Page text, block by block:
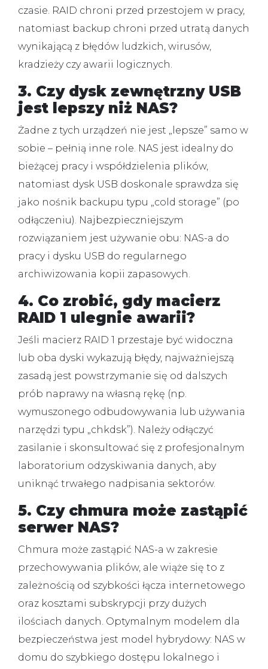
czasie. RAID chroni przed przestojem w pracy,
natomiast backup chroni przed utratą danych
wynikającą z błędów ludzkich, wirusów,
kradzieży czy awarii logicznych.
3. Czy dysk zewnętrzny USB
jest lepszy niż NAS?
Żadne z tych urządzeń nie jest „lepsze” samo w
sobie – pełnią inne role. NAS jest idealny do
bieżącej pracy i współdzielenia plików,
natomiast dysk USB doskonale sprawdza się
jako nośnik backupu typu „cold storage” (po
odłączeniu). Najbezpieczniejszym
rozwiązaniem jest używanie obu: NAS-a do
pracy i dysku USB do regularnego
archiwizowania kopii zapasowych.
4. Co zrobić, gdy macierz
RAID 1 ulegnie awarii?
Jeśli macierz RAID 1 przestaje być widoczna
lub oba dyski wykazują błędy, najważniejszą
zasadą jest powstrzymanie się od dalszych
prób naprawy na własną rękę (np.
wymuszonego odbudowywania lub używania
narzędzi typu „chkdsk”). Należy odłączyć
zasilanie i skonsultować się z profesjonalnym
laboratorium odzyskiwania danych, aby
uniknąć trwałego nadpisania sektorów.
5. Czy chmura może zastąpić
serwer NAS?
Chmura może zastąpić NAS-a w zakresie
przechowywania plików, ale wiąże się to z
zależnością od szybkości łącza internetowego
oraz kosztami subskrypcji przy dużych
ilościach danych. Optymalnym modelem dla
bezpieczeństwa jest model hybrydowy: NAS w
domu do szybkiego dostępu lokalnego i